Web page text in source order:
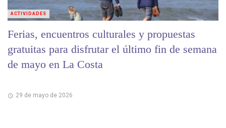
Ferias, encuentros culturales y propuestas
gratuitas para disfrutar el último fin de semana
de mayo en La Costa
29 de mayo de 2026
ACTIVIDADES